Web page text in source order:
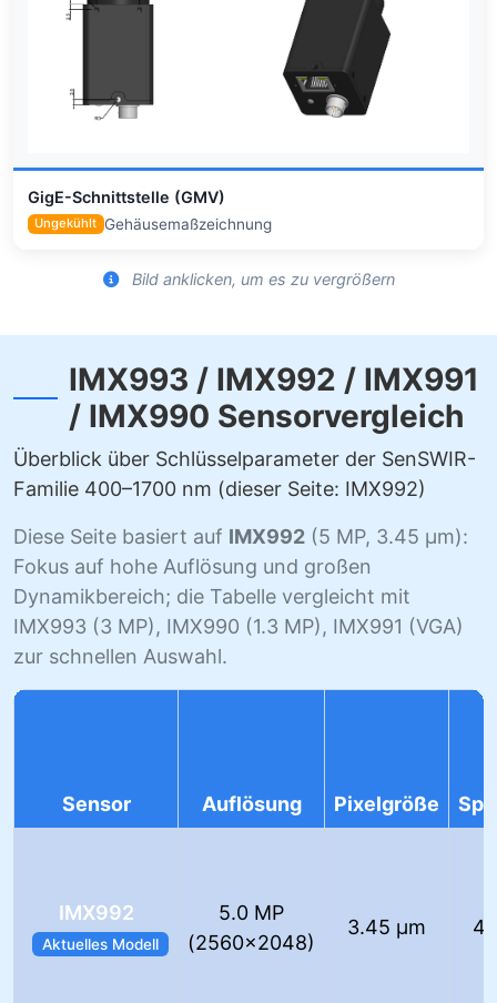
GigE-Schnittstelle (GMV)
Ungekühlt Gehäusemaßzeichnung
Bild anklicken, um es zu vergrößern
IMX993 / IMX992 / IMX991
/ IMX990 Sensorvergleich
Überblick über Schlüsselparameter der SenSWIR-
Familie 400–1700 nm (dieser Seite: IMX992)
Diese Seite basiert auf IMX992 (5 MP, 3.45 µm):
Fokus auf hohe Auflösung und großen
Dynamikbereich; die Tabelle vergleicht mit
IMX993 (3 MP), IMX990 (1.3 MP), IMX991 (VGA)
zur schnellen Auswahl.
Sensor Auflösung Pixelgröße
IMX992
Aktuelles Modell
5.0 MP
(2560×2048)
3.45 µm